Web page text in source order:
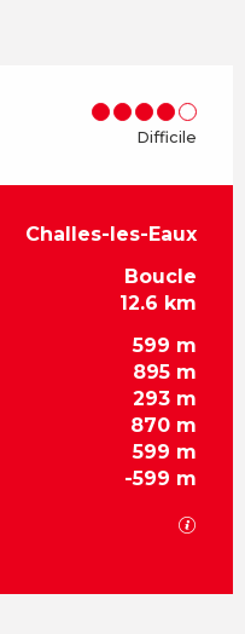
Difficile
Challes-les-Eaux
Boucle
12.6 km
599 m
895 m
293 m
870 m
599 m
-599 m